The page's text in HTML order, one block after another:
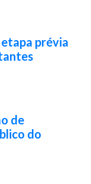
prévia
de
do